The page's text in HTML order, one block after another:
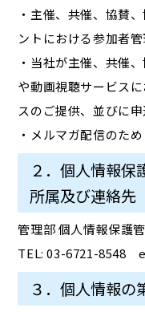
・主催、共催、協賛
ントにおける参加者
・当社が主催、共催
や動画視聴サービス
スのご提供、並びに
・メルマガ配信のため
２．個人情報保
所属及び連絡先
管理部 個人情報保護
TEL: 03-6721-8548
３．個人情報の